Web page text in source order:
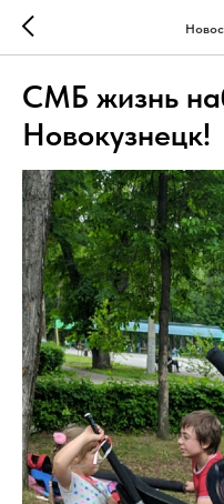
СМБ жизнь
Новокузнецк!